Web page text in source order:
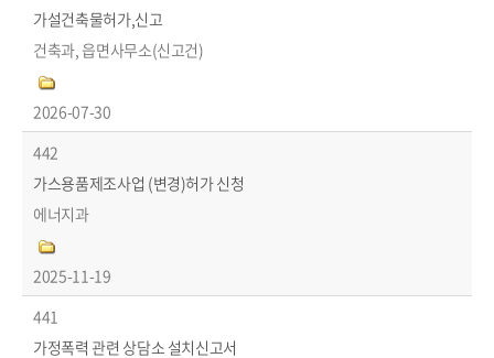
가설건축물허가,신고
건축과, 읍면사무소(신고건)
2026-07-30
442
가스용품제조사업 (변경)허가 신청
에너지과
2025-11-19
441
가정폭력 관련 상담소 설치신고서